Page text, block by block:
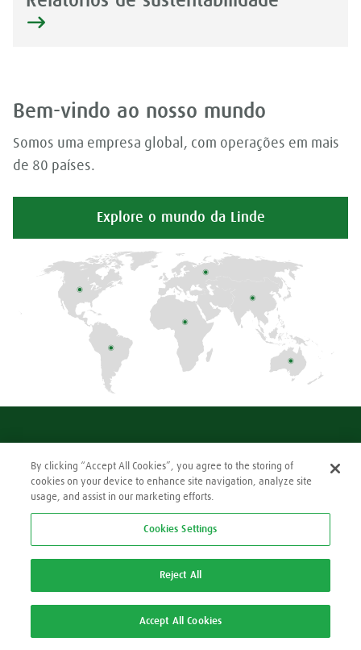
Bem-vindo ao nosso mundo
Somos uma empresa global, com operações em mais
de 80 países.
Explore o mundo da Linde
Aviso de Privacidade
By clicking “Accept All Cookies”, you agree to the storing of
cookies on your device to enhance site navigation, analyze site
usage, and assist in our marketing efforts.
Cookies Settings
Reject All
Accept All Cookies